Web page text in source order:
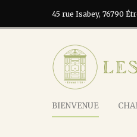
45 rue Isabey, 76790
BIENVENUE